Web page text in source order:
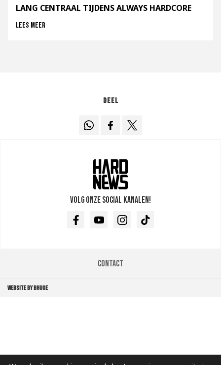
LANG CENTRAAL TIJDENS ALWAYS HARDCORE
Lees meer
Deel
Volg onze social kanalen!
FacebookYoutubeInstagramTikTok
Contact
WEBSITE BY BHUGE